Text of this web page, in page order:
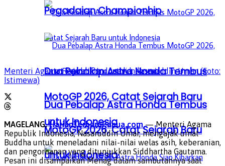
Dua Pebalap Astra Honda Tembus
MotoGP 2026, Catat Sejarah Baru
untuk Indonesia
Pegadaian Championhip
Dua Pebalap Astra Honda Tembus
MotoGP 2026, Catat Sejarah Baru
untuk Indonesia
Menteri Agama Republik Indonesia, Nasaruddin Umar. (Foto:
Istimewa)
MAGELANG,HarianTerbaruPapua.com— Menteri Agama
Republik Indonesia, Nasaruddin Umar, mengajak umat
Buddha untuk meneladani nilai-nilai welas asih, keberanian,
dan pengorbanan yang ditunjukkan Siddhartha Gautama.
Pesan ini disampaikan Menag dalam sambutannya saat